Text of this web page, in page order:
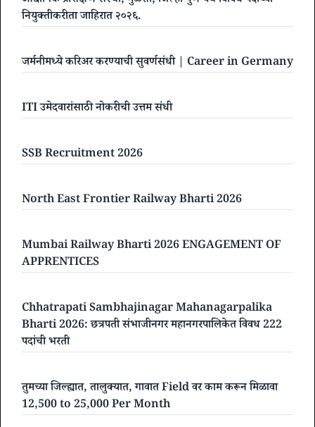
नियुक्तीकरीता जाहिरात २०२६.
जर्मनीमध्ये करिअर करण्याची सुवर्णसंधी | Career in Germany
ITI उमेदवारांसाठी नोकरीची उत्तम संधी
SSB Recruitment 2026
North East Frontier Railway Bharti 2026
Mumbai Railway Bharti 2026 ENGAGEMENT OF
APPRENTICES
Chhatrapati Sambhajinagar Mahanagarpalika
Bharti 2026: छत्रपती संभाजीनगर महानगरपालिकेत विवध 222
पदांची भरती
तुमच्या जिल्ह्यात, तालुक्यात, गावात Field वर काम करून मिळावा
12,500 to 25,000 Per Month